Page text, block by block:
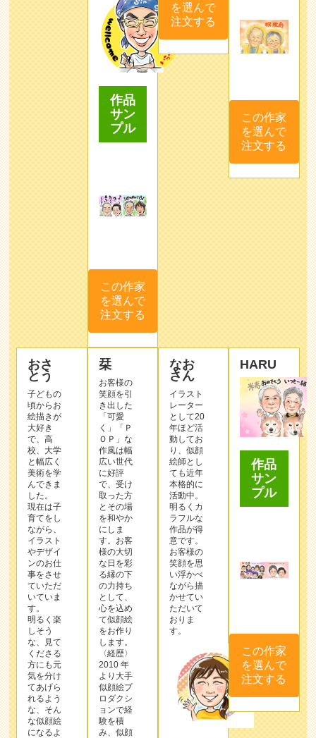
作品
サン
プル
この作家
を選んで
注文する
を選んで
注文する
この作家
を選んで
注文する
おさ
とう
子どもの
頃からお
絵描きが
大好き
で、高
校、大学
と幅広く
美術を学
んできま
した。
現在は子
育てをし
ながら、
イラスト
やデザイ
ンのお仕
事をさせ
ていただ
いていま
す。
明るく楽
しそう
な、見て
くださる
方にも元
気を分け
てあげら
れるよう
な、そん
な似顔絵
になるよ
栞
お客様の
笑顔を引
き出した
「可愛
く」「Ｐ
ＯＰ」な
作⾵は幅
広い世代
に好評
で、受け
取った⽅
とその場
を和やか
にしま
す。お客
様の⼤切
な⽇を彩
る縁の下
の⼒持ち
として、
⼼を込め
て似顔絵
をお作り
します。
〈経歴〉
2010 年
より⼤⼿
似顔絵プ
ロダクシ
ョンで経
験を積
み、似顔
なお
さん
イラスト
レーター
として20
年ほど活
動してお
り、似顔
絵師とし
ても近年
本格的に
活動中。
明るくカ
ラフルな
作品が得
意です。
お客様の
笑顔を思
い浮かべ
ながら描
かせてい
ただいて
おりま
す。
HARU
作品
サン
プル
この作家
を選んで
注文する